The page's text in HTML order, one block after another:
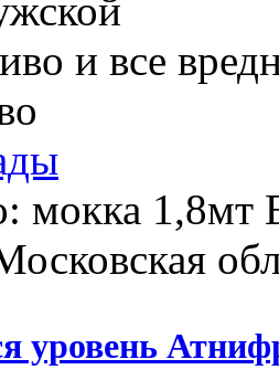
и все
мокка 1,8мт
уровень